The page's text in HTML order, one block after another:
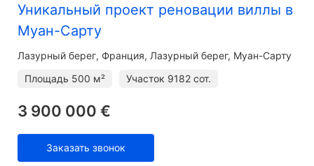
Уникальный проект реновации виллы в
Муан-Сарту
Лазурный берег Франция, Лазурный берег, Муан-Сарту
Площадь 500 м² Участок 9182 сот.
3 900 000 €
Заказать звонок